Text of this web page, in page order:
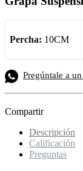
Percha: 10CM
Pregúntale a
Compartir
Descripción
Calificación
Preguntas